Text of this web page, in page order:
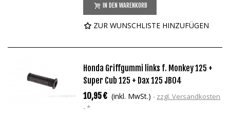
IN DEN WARENKORB
ZUR WUNSCHLISTE HINZUFÜGEN
Honda Griffgummi links f. Monkey 125 +
Super Cub 125 + Dax 125 JB04
10,95 € (inkl. MwSt.)
zzgl. Versandkosten
*